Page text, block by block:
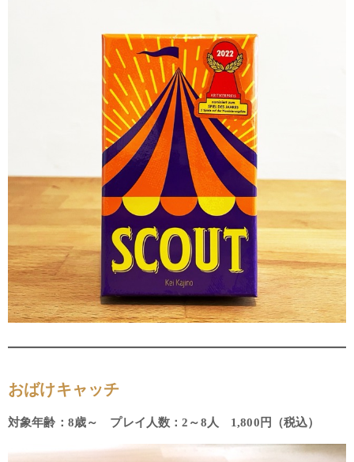
おばけキャッチ
対象年齢：8歳～ プレイ人数：2～8人 1,800円（税込）